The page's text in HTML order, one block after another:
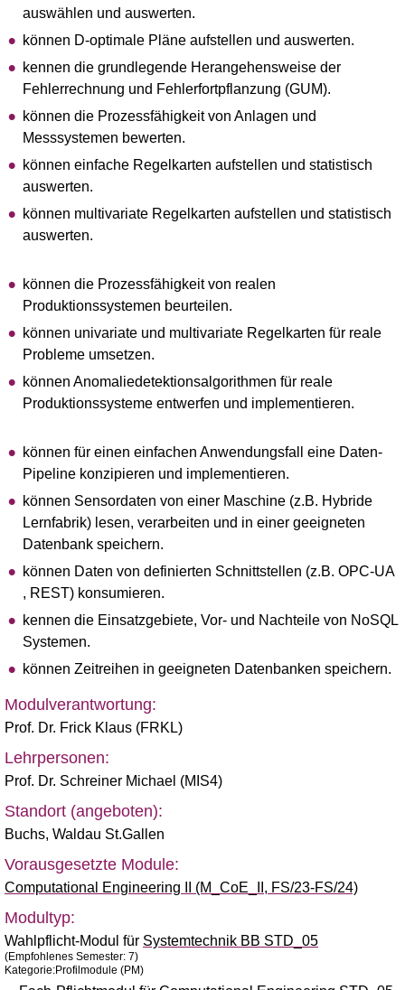
auswählen und auswerten.
können D-optimale Pläne aufstellen und auswerten.
kennen die grundlegende Herangehensweise der
Fehlerrechnung und Fehlerfortpflanzung (GUM).
können die Prozessfähigkeit von Anlagen und
Messsystemen bewerten.
können einfache Regelkarten aufstellen und statistisch
auswerten.
können multivariate Regelkarten aufstellen und statistisch
auswerten.
können die Prozessfähigkeit von realen
Produktionssystemen beurteilen.
können univariate und multivariate Regelkarten für reale
Probleme umsetzen.
können Anomaliedetektionsalgorithmen für reale
Produktionssysteme entwerfen und implementieren.
können für einen einfachen Anwendungsfall eine Daten-
Pipeline konzipieren und implementieren.
können Sensordaten von einer Maschine (z.B. Hybride
Lernfabrik) lesen, verarbeiten und in einer geeigneten
Datenbank speichern.
können Daten von definierten Schnittstellen (z.B. OPC-UA
, REST) konsumieren.
kennen die Einsatzgebiete, Vor- und Nachteile von NoSQL
Systemen.
können Zeitreihen in geeigneten Datenbanken speichern.
Modulverantwortung:
Prof. Dr. Frick Klaus (FRKL)
Lehrpersonen:
Prof. Dr. Schreiner Michael (MIS4)
Standort (angeboten):
Buchs, Waldau St.Gallen
Vorausgesetzte Module:
Computational Engineering II (M_CoE_II, FS/23-FS/24)
Modultyp:
Wahlpflicht-Modul für Systemtechnik BB STD_05
(Empfohlenes Semester: 7)
Kategorie:Profilmodule (PM)